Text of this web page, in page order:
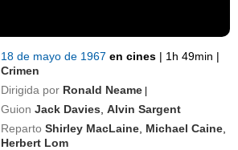
18 de mayo de 1967en cines | 1h 49min |
Crimen
Dirigida por Ronald Neame |
Guion Jack Davies ,Alvin Sargent
Reparto Shirley MacLaine Michael Caine
Herbert Lom